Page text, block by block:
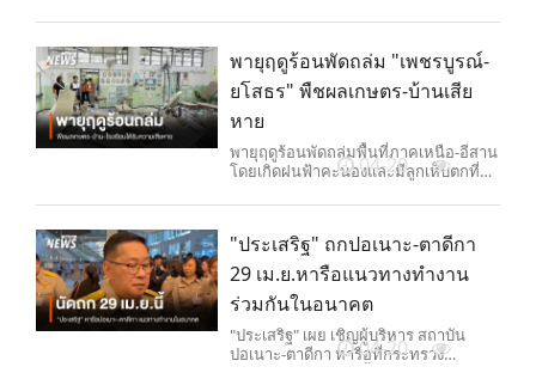
และมีอากาศร้อนจัดบางพื้นที่บริเวณภาค
เม.ย.2569 ประเทศไทยตอนบนจะมีพายุ
ฤดูร้อน
พายุฤดูร้อนพัดถล่ม "เพชรบูรณ์-
ยโสธร" พืชผลเกษตร-บ้านเสีย
หาย
พายุฤดูร้อนพัดถล่มพื้นที่ภาคเหนือ-อีสาน
โดยเกิดฝนฟ้าคะนองและมีลูกเห็บตกที่
การเกษตรเสียหาย ส่วนที่ จ.ยโสธร พายุ
หลัง
04-20
"ประเสริฐ" ถกปอเนาะ-ตาดีกา
29 เม.ย.หารือแนวทางทำงาน
ร่วมกันในอนาคต
"ประเสริฐ" เผย เชิญผู้บริหาร สถาบัน
ปอเนาะ-ตาดีกา หารือที่กระทรวง
04-20